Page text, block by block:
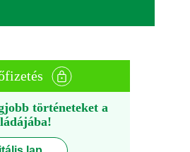
történeteket a